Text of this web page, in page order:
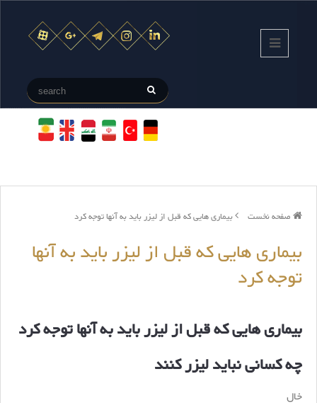
صفحه نخست بیماری هایی که قبل از لیزر باید به آنها توجه کرد
بیماری هایی که قبل از لیزر باید به آنها
توجه کرد
بیماری هایی که قبل از لیزر باید به آنها توجه کرد
چه کسانی نباید لیزر کنند
خال